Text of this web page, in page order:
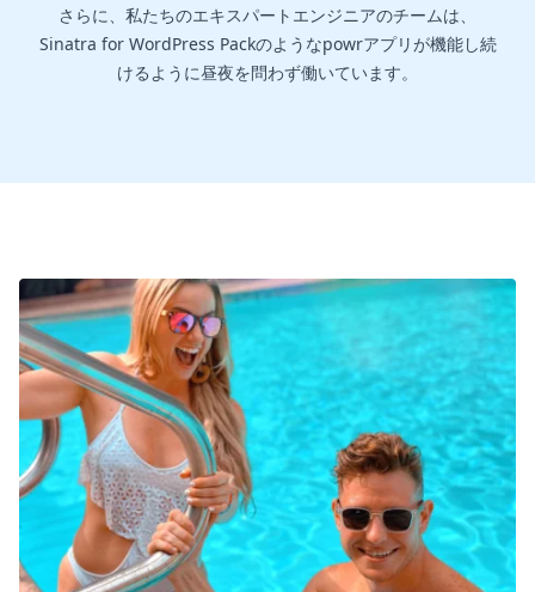
さらに、私たちのエキスパートエンジニアのチームは、
Sinatra for WordPress Packのようなpowrアプリが機能し続
けるように昼夜を問わず働いています。